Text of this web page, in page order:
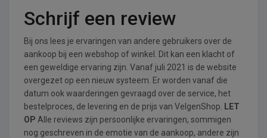
Schrijf een review
Bij ons lees je ervaringen van andere gebruikers over de
aankoop bij een webshop of winkel. Dit kan een klacht of
een geweldige ervaring zijn. Vanaf juli 2021 is de website
overgezet op een nieuw systeem. Er worden vanaf die
datum ook waarderingen gevraagd over de service, het
bestelproces, de levering en de prijs van VelgenShop.
LET
OP Alle reviews zijn persoonlijke ervaringen, sommigen
nog geschreven in de emotie van de aankoop, andere zijn